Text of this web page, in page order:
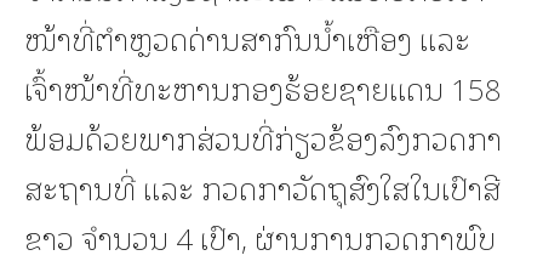
ໜ້າທີ່ຕໍາຫຼວດດ່ານສາກົນນໍ້າເຫືອງ ແລະ
ເຈົ້າໜ້າທີ່ທະຫານກອງຮ້ອຍຊາຍແດນ 158
ພ້ອມດ້ວຍພາກສ່ວນທີ່ກ່ຽວຂ້ອງລົງກວດກາ
ສະຖານທີ່ ແລະ ກວດກາວັດຖຸສົງໃສໃນເປົາສີ
ຂາວ ຈໍານວນ 4 ເປົາ, ຜ່ານການກວດກາພົບ